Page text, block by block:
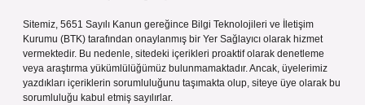
Sitemiz, 5651 Sayılı Kanun gereğince Bilgi Teknolojileri ve İletişim
Kurumu (BTK) tarafından onaylanmış bir Yer Sağlayıcı olarak hizmet
vermektedir. Bu nedenle, sitedeki içerikleri proaktif olarak denetleme
veya araştırma yükümlülüğümüz bulunmamaktadır. Ancak, üyelerimiz
yazdıkları içeriklerin sorumluluğunu taşımakta olup, siteye üye olarak bu
sorumluluğu kabul etmiş sayılırlar.